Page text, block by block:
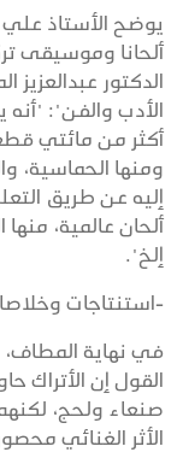
يوضح الأستاذ علي
ألحانا وموسيقى
الدكتور
الأدب والفن":
أكثر من مائتي
ومنها الحماسية،
إليه عن طريق
ألحان عالمية،
إلخ".
-استنتاجات
في نهاية المطاف،
القول إن الأتراك
صنعاء ولحج،
الأثر الغنائي